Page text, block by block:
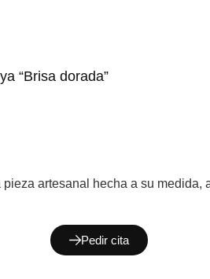
“Brisa dorada”
artesanal hecha a su
Pedir cita